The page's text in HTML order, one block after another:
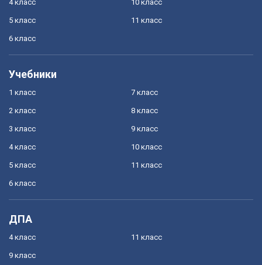
4 класс
5 класс
6 класс
10 класс
11 класс
Учебники
1 класс
2 класс
3 класс
4 класс
5 класс
6 класс
7 класс
8 класс
9 класс
10 класс
11 класс
ДПА
4 класс
9 класс
11 класс